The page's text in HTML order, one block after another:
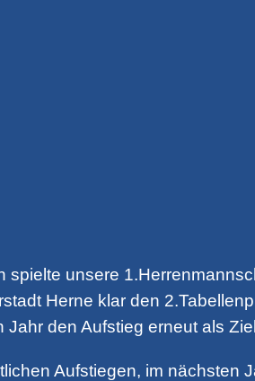
spielte unsere
Herne klar den
den Aufstieg erneut als
Aufstiegen, im nächsten